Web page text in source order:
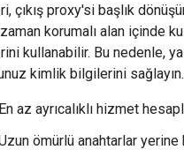
çıkış proxy'si başlık
korumalı alan içinde
kullanabilir. Bu nedenle,
kimlik bilgilerini sağlayın.
En az ayrıcalıklı hizmet
ömürlü anahtarlar yerine